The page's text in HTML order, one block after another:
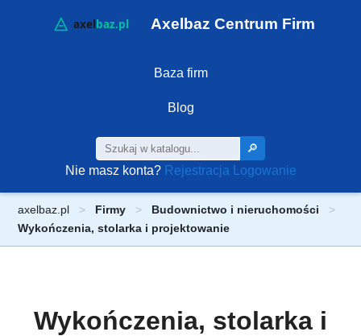
Axelbaz Centrum Firm
Baza firm
Blog
🔎
Nie masz konta? Rejestracja Logowanie
axelbaz.pl Firmy
Budownictwo i nieruchomości
Wykończenia, stolarka i projektowanie
Wykończenia, stolarka i